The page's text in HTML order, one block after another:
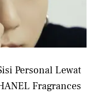
Personal Lewat
Fragrances